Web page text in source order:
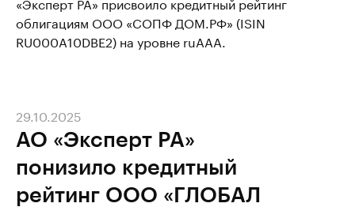
облигациям ООО «СОПФ ДОМ.РФ» (ISIN
RU000A10DBE2) на уровне ruAAA.
АО «Эксперт РА»
понизило кредитный
рейтинг ООО «ГЛОБАЛ
29.10.2025